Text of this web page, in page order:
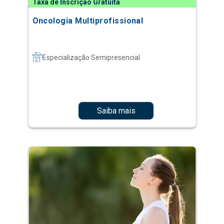
Taxa de Inscrição Gratuita
Oncologia Multiprofissional
Especialização Semipresencial
Saiba mais